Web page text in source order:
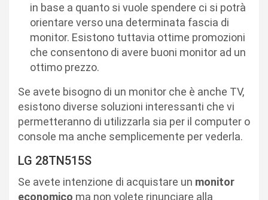
in base a quanto si vuole spendere ci si potrà
orientare verso una determinata fascia di
monitor. Esistono tuttavia ottime promozioni
che consentono di avere buoni monitor ad un
ottimo prezzo.
Se avete bisogno di un monitor che è anche TV,
esistono diverse soluzioni interessanti che vi
permetteranno di utilizzarla sia per il computer o
console ma anche semplicemente per vederla.
LG 28TN515S
Se avete intenzione di acquistare un monitor
economico ma non volete rinunciare alla